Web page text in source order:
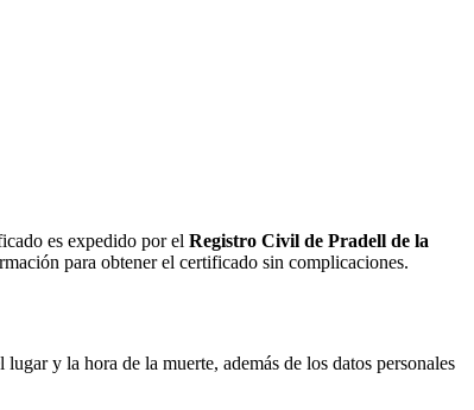
es expedido por el Registro Civil de Pradell de la
para obtener el certificado sin complicaciones.
y la hora de la muerte, además de los datos personales